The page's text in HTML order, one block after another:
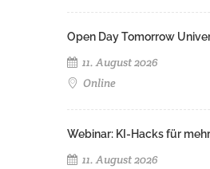
Open Day Tomorrow
11. August 2026
Online
Webinar: KI-Hacks für
11. August 2026